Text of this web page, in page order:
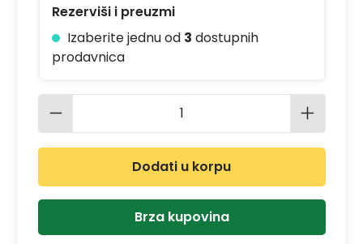
Rezerviši i preuzmi
Izaberite jednu od 3 dostupnih
prodavnica
Količina proizvoda: Unesite
Dodati u korpu
Brza kupovina